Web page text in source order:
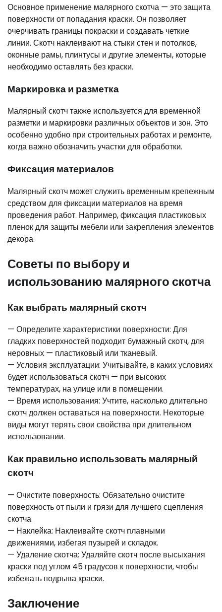
Основное применение малярного скотча — это защита
поверхности от попадания краски. Он позволяет
очерчивать границы покраски и создавать четкие
линии. Скотч наклеивают на стыки стен и потолков,
оконные рамы, плинтусы и другие элементы, которые
необходимо оставлять без краски.
Маркировка и разметка
Малярный скотч также используется для временной
разметки и маркировки различных объектов и зон. Это
особенно удобно при строительных работах и ремонте,
когда важно обозначить участки для обработки.
Фиксация материалов
Малярный скотч может служить временным крепежным
средством для фиксации материалов на время
проведения работ. Например, фиксация пластиковых
пленок для защиты мебели или закрепления элементов
декора.
Советы по выбору и
использованию малярного скотча
Как выбрать малярный скотч
— Определите характеристики поверхности: Для
гладких поверхностей подходит бумажный скотч, для
неровных — пластиковый или тканевый.
— Условия эксплуатации: Учитывайте, в каких условиях
будет использоваться скотч — при высоких
температурах, на улице или в помещении.
— Время использования: Учтите, насколько длительно
скотч должен оставаться на поверхности. Некоторые
виды могут терять свои свойства при длительном
использовании.
Как правильно использовать малярный
скотч
— Очистите поверхность: Обязательно очистите
поверхность от пыли и грязи для лучшего сцепления
скотча.
— Наклейка: Наклеивайте скотч плавными
движениями, избегая пузырей и складок.
— Удаление скотча: Удаляйте скотч после высыхания
краски под углом 45 градусов к поверхности, чтобы
избежать подрыва краски.
Заключение